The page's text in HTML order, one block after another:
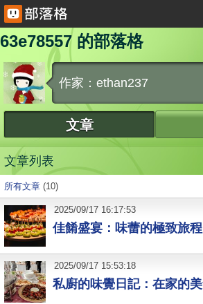
63e78557 的部落格
作家：ethan237
文章
文章列表
所有文章 (10)
佳餚盛宴：味蕾的極致旅程
2025/09/17 16:17:53
私廚的味覺日記：在家的
2025/09/17 15:53:18